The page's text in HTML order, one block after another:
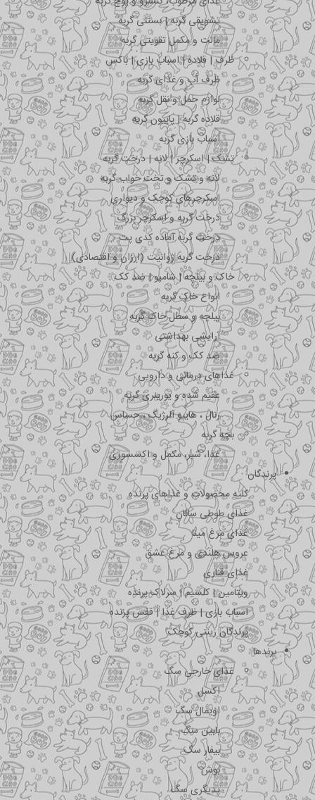
تشویقی گربه | بستنی گربه
مالت و مکمل تقویتی گربه
ظرف | قلاده | اسباب بازی | باکس
ظرف آب و غذای گربه
لوازم حمل و نقل گربه
قلاده گربه | پاپیون گربه
اسباب بازی گربه
تشک | اسکرچر | لانه | درخت گربه
لانه و تشک و تخت خواب گربه
اسکرچرهای کوچک و دیواری
درخت گربه و اسکرچر بزرگ
درخت گربه آماده کدی پت
درخت گربه ژوانیت (ارزان و اقتصادی)
خاک و بیلچه | شامپو | ضد کک
انواع خاک گربه
بیلچه و سطل خاک گربه
آرایشی بهداشتی
ضد کک و کنه گربه
غذاهای درمانی و دارویی
عقیم شده و یورینری گربه
رنال ، هایپو آلرژیک ، حساس
بچه گربه
غذا، شیر، مکمل و اکسسوری
پرندگان
کلیه محصولات و غذاهای پرنده
غذای طوطی سانان
غذای مرغ مینا
عروس هلندی و مرغ عشق
غذای قناری
ویتامین | کلسیم | سرلاک پرنده
اسباب بازی | ظرف غذا | قفس پرنده
پرندگان زینتی کوچک
برندها
غذای خارجی سگ
اکسل
اویمال سگ
بابین سگ
بیفار سگ
بوش
پدیگری سگ